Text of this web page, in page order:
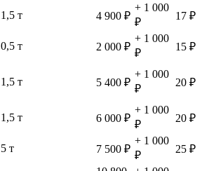
1,5 т 4 900 ₽
+ 1 000
₽
17 ₽
0,5 т 2 000 ₽
+ 1 000
₽
15 ₽
1,5 т 5 400 ₽
+ 1 000
₽
20 ₽
1,5 т 6 000 ₽
+ 1 000
₽
20 ₽
5 т 7 500 ₽
+ 1 000
₽
25 ₽